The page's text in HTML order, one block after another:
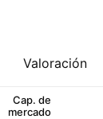
Valoración
Cap. de
mercado